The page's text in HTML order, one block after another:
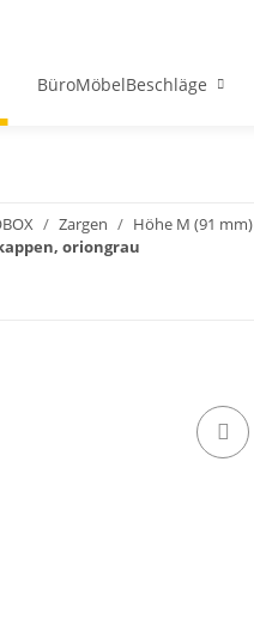
BüroMöbelBeschläge
Zargen Höhe M (91 mm)
oriongrau